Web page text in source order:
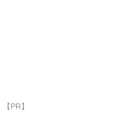
【PR】